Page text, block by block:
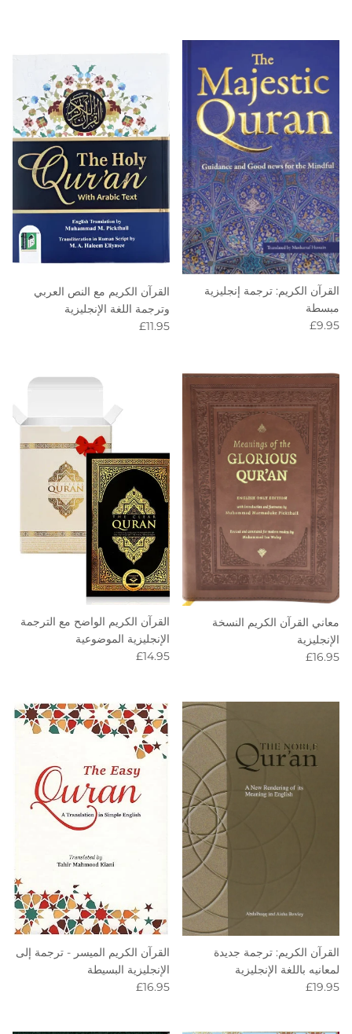
القرآن الكريم: ترجمة إنجليزية
مبسطة
Regular price
£9.95
القرآن الكريم مع النص العربي
وترجمة اللغة الإنجليزية
Regular price
£11.95
معاني القرآن الكريم النسخة
الإنجليزية
Regular price
£16.95
القرآن الكريم الواضح مع الترجمة
الإنجليزية الموضوعية
Regular price
£14.95
القرآن الكريم: ترجمة جديدة
لمعانيه باللغة الإنجليزية
Regular price
£19.95
القرآن الكريم الميسر - ترجمة إلى
الإنجليزية البسيطة
Regular price
£16.95